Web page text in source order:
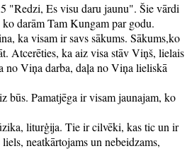
"Redzi, Es visu daru jaunu". Šie vārdi
darām Tam Kungam par godu.
ka visam ir savs sākums. Sākums,ko
Atcerēties, ka aiz visa stāv Viņš, lielais
no Viņa darba, daļa no Viņa lieliskā
būs. Pamatjēga ir visam jaunajam, ko
liturģija. Tie ir cilvēki, kas tic un ir
neatkārtojams un nebeidzams,